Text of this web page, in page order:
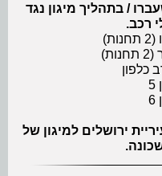
/ בתהליך מיגון נגד
רכב.
כלפון
ירושלים למיגון של